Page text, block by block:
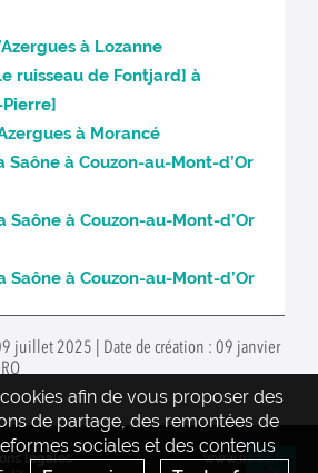
à Lozanne
ruisseau de Fontjard] à
à Morancé
Saône à Couzon-au-Mont-d’Or
Saône à Couzon-au-Mont-d’Or
Saône à Couzon-au-Mont-d’Or
juillet 2025 | Date de création : 09 janvier
afin de vous proposer des
de partage, des remontées de
sociales et des contenus
légales
www.inrae.fr